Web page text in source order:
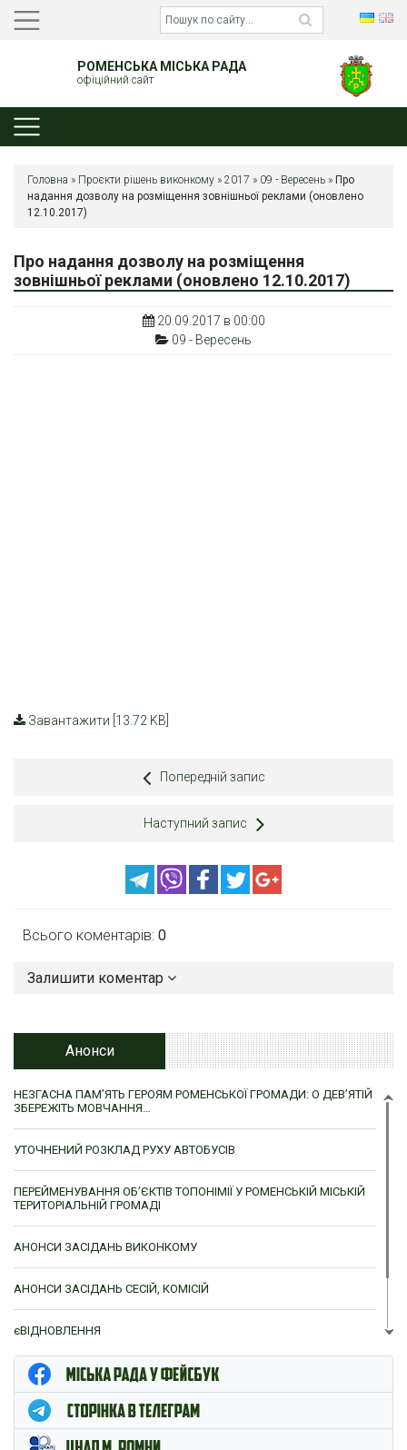
РОМЕНСЬКА МІСЬКА РАДА
офіційний сайт
Головна » Проєкти рішень виконкому » 2017 » 09 - Вересень » Про
надання дозволу на розміщення зовнішньої реклами (оновлено
12.10.2017)
Про надання дозволу на розміщення
зовнішньої реклами (оновлено 12.10.2017)
20.09.2017 в 00:00
09 - Вересень
Завантажити [13.72 KB]
Попередній запис
Наступний запис
Всього коментарів: 0
Залишити коментар
Анонси
НЕЗГАСНА ПАМ’ЯТЬ ГЕРОЯМ РОМЕНСЬКОЇ ГРОМАДИ: О ДЕВ’ЯТІЙ
ЗБЕРЕЖІТЬ МОВЧАННЯ…
УТОЧНЕНИЙ РОЗКЛАД РУХУ АВТОБУСІВ
ПЕРЕЙМЕНУВАННЯ ОБ’ЄКТІВ ТОПОНІМІЇ У РОМЕНСЬКІЙ МІСЬКІЙ
ТЕРИТОРІАЛЬНІЙ ГРОМАДІ
АНОНСИ ЗАСІДАНЬ ВИКОНКОМУ
АНОНСИ ЗАСІДАНЬ СЕСІЙ, КОМІСІЙ
єВІДНОВЛЕННЯ
ЦНАП м. Ромни